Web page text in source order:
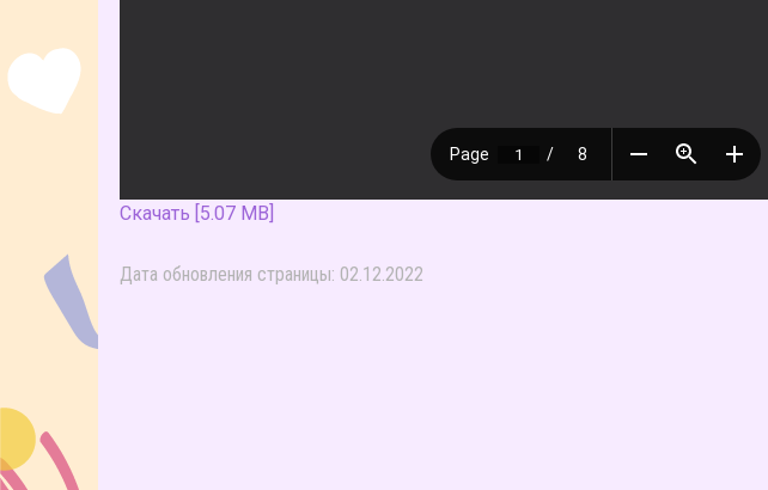
Скачать [5.07 MB]
Дата обновления страницы: 02.12.2022